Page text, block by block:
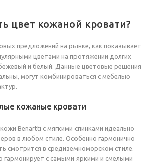
цвет кожаной кровати?
предложений на рынке, как показывает
цветами на протяжении долгих
и белый. Данные цветовые решения
могут комбинироваться с мебелью
кожаные кровати
Benartti c мягкими спинками идеально
в любом стиле. Особенно гармонично
смотрится в средиземноморском стиле.
гармонирует с самыми яркими и смелыми